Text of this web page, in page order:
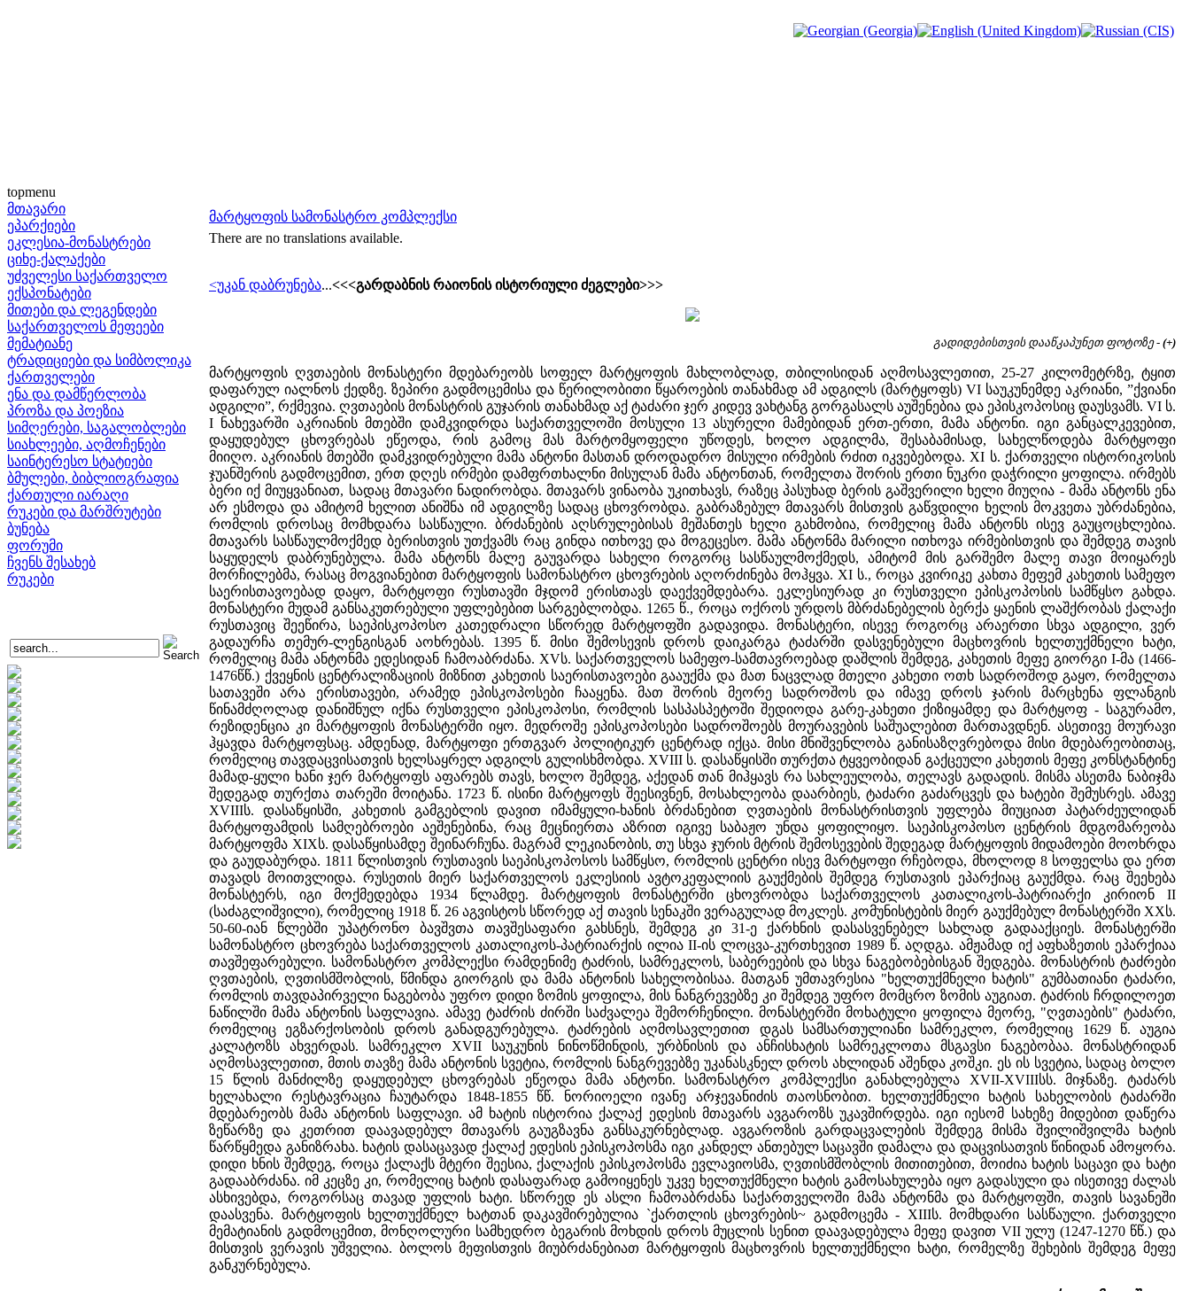
topmenu
მთავარი
ეპარქიები
ეკლესია-მონასტრები
ციხე-ქალაქები
უძველესი საქართველო
ექსპონატები
მითები და ლეგენდები
საქართველოს მეფეები
მემატიანე
ტრადიციები და სიმბოლიკა
ქართველები
ენა და დამწერლობა
პროზა და პოეზია
სიმღერები, საგალობლები
სიახლეები, აღმოჩენები
საინტერესო სტატიები
ბმულები, ბიბლიოგრაფია
ქართული იარაღი
რუკები და მარშრუტები
ბუნება
ფორუმი
ჩვენს შესახებ
რუკები
მარტყოფის სამონასტრო კომპლექსი
There are no translations available.
<უკან დაბრუნება...<<<გარდაბნის რაიონის ისტორიული ძეგლები>>>
გადიდებისთვის დააწკაპუნეთ ფოტოზე - (+)
მარტყოფის ღვთაების მონასტერი მდებარეობს სოფელ მარტყოფის მახლობლად, თბილისიდან აღმოსავლეთით, 25-27 კილომეტრზე, ტყით
დაფარულ იალნოს ქედზე. ზეპირი გადმოცემისა და წერილობითი წყაროების თანახმად ამ ადგილს (მარტყოფს) VI საუკუნემდე აკრიანი, ”ქვიანი
ადგილი”, რქმევია. ღვთაების მონასტრის გუჯარის თანახმად აქ ტაძარი ჯერ კიდევ ვახტანგ გორგასალს აუშენებია და ეპისკოპოსიც დაუსვამს. VI ს.
I ნახევარში აკრიანის მთებში დამკვიდრდა საქართველოში მოსული 13 ასურელი მამებიდან ერთ-ერთი, მამა ანტონი. იგი განცალკევებით,
დაყუდებულ ცხოვრებას ეწეოდა, რის გამოც მას მარტომყოფელი უწოდეს, ხოლო ადგილმა, შესაბამისად, სახელწოდება მარტყოფი
მიიღო. აკრიანის მთებში დამკვიდრებული მამა ანტონი მასთან დროდადრო მისული ირმების რძით იკვებებოდა. XI ს. ქართველი ისტორიკოსის
ჯუანშერის გადმოცემით, ერთ დღეს ირმები დამფრთხალნი მისულან მამა ანტონთან, რომელთა შორის ერთი ნუკრი დაჭრილი ყოფილა. ირმებს
ბერი იქ მიუყვანიათ, სადაც მთავარი ნადირობდა. მთავარს ვინაობა უკითხავს, რაზეც პასუხად ბერის გაშვერილი ხელი მიუღია - მამა ანტონს ენა
არ ესმოდა და ამიტომ ხელით ანიშნა იმ ადგილზე სადაც ცხოვრობდა. გაბრაზებულ მთავარს მისთვის გაწვდილი ხელის მოკვეთა უბრძანებია,
რომლის დროსაც მომხდარა სასწაული. ბრძანების აღსრულებისას მეშანთეს ხელი გახმობია, რომელიც მამა ანტონს ისევ გაუცოცხლებია.
მთავარს სასწაულმოქმედ ბერისთვის უთქვამს რაც გინდა ითხოვე და მოგეცესო. მამა ანტონმა მარილი ითხოვა ირმებისთვის და შემდეგ თავის
საყუდელს დაბრუნებულა. მამა ანტონს მალე გაუვარდა სახელი როგორც სასწაულმოქმედს, ამიტომ მის გარშემო მალე თავი მოიყარეს
მორჩილებმა, რასაც მოგვიანებით მარტყოფის სამონასტრო ცხოვრების აღორძინება მოჰყვა. XI ს., როცა კვირიკე კახთა მეფემ კახეთის სამეფო
საერისთავოებად დაყო, მარტყოფი რუსთავში მჯდომ ერისთავს დაექვემდებარა. ეკლესიურად კი რუსთველი ეპისკოპოსის სამწყსო გახდა.
მონასტერი მუდამ განსაკუთრებული უფლებებით სარგებლობდა. 1265 წ., როცა ოქროს ურდოს მბრძანებელის ბერქა ყაენის ლაშქრობას ქალაქი
რუსთავიც შეეწირა, საეპისკოპოსო კათედრალი სწორედ მარტყოფში გადავიდა. მონასტერი, ისევე როგორც არაერთი სხვა ადგილი, ვერ
გადაურჩა თემურ-ლენგისგან აოხრებას. 1395 წ. მისი შემოსევის დროს დაიკარგა ტაძარში დასვენებული მაცხოვრის ხელთუქმნელი ხატი,
რომელიც მამა ანტონმა ედესიდან ჩამოაბრძანა. XVს. საქართველოს სამეფო-სამთავროებად დაშლის შემდეგ, კახეთის მეფე გიორგი I-მა (1466-
1476წწ.) ქვეყნის ცენტრალიზაციის მიზნით კახეთის საერისთავოები გააუქმა და მათ ნაცვლად მთელი კახეთი ოთხ სადროშოდ გაყო, რომელთა
სათავეში არა ერისთავები, არამედ ეპისკოპოსები ჩააყენა. მათ შორის მეორე სადროშოს და იმავე დროს ჯარის მარცხენა ფლანგის
წინამძღოლად დანიშნულ იქნა რუსთველი ეპისკოპოსი, რომლის სასპასპეტოში შედიოდა გარე-კახეთი ქიზიყამდე და მარტყოფ - საგურამო,
რეზიდენცია კი მარტყოფის მონასტერში იყო. მედროშე ეპისკოპოსები სადროშოებს მოურავების საშუალებით მართავდნენ. ასეთივე მოურავი
ჰყავდა მარტყოფსაც. ამდენად, მარტყოფი ერთგვარ პოლიტიკურ ცენტრად იქცა. მისი მნიშვენლობა განისაზღვრებოდა მისი მდებარეობითაც,
რომელიც თავდაცვისათვის ხელსაყრელ ადგილს გულისხმობდა. XVIII ს. დასაწყისში თურქთა ტყვეობიდან გაქცეული კახეთის მეფე კონსტანტინე
მამად-ყული ხანი ჯერ მარტყოფს აფარებს თავს, ხოლო შემდეგ, აქედან თან მიჰყავს რა სახლეულობა, თელავს გადადის. მისმა ასეთმა ნაბიჯმა
შედეგად თურქთა თარეში მოიტანა. 1723 წ. ისინი მარტყოფს შეესივნენ, მოსახლეობა დაარბიეს, ტაძარი გაძარცვეს და ხატები შემუსრეს. ამავე
XVIIIს. დასაწყისში, კახეთის გამგებლის დავით იმამყული-ხანის ბრძანებით ღვთაების მონასტრისთვის უფლება მიუციათ პატარძეულიდან
მარტყოფამდის სამღებროები აეშენებინა, რაც მეცნიერთა აზრით იგივე საბაჟო უნდა ყოფილიყო. საეპისკოპოსო ცენტრის მდგომარეობა
მარტყოფმა XIXს. დასაწყისამდე შეინარჩუნა. მაგრამ ლეკიანობის, თუ სხვა ჯურის მტრის შემოსევების შედეგად მარტყოფის მიდამოები მოოხრდა
და გაუდაბურდა. 1811 წლისთვის რუსთავის საეპისკოპოსოს სამწყსო, რომლის ცენტრი ისევ მარტყოფი რჩებოდა, მხოლოდ 8 სოფელსა და ერთ
თავადს მოითვლიდა. რუსეთის მიერ საქართველოს ეკლესიის ავტოკეფალიის გაუქმების შემდეგ რუსთავის ეპარქიაც გაუქმდა. რაც შეეხება
მონასტერს, იგი მოქმედებდა 1934 წლამდე. მარტყოფის მონასტერში ცხოვრობდა საქართველოს კათალიკოს-პატრიარქი კირიონ II
(საძაგლიშვილი), რომელიც 1918 წ. 26 აგვისტოს სწორედ აქ თავის სენაკში ვერაგულად მოკლეს. კომუნისტების მიერ გაუქმებულ მონასტერში XXს.
50-60-იან წლებში უპატრონო ბავშვთა თავშესაფარი გახსნეს, შემდეგ კი 31-ე ქარხნის დასასვენებელ სახლად გადააქციეს. მონასტერში
სამონასტრო ცხოვრება საქართველოს კათალიკოს-პატრიარქის ილია II-ის ლოცვა-კურთხევით 1989 წ. აღდგა. ამჟამად იქ აფხაზეთის ეპარქიაა
თავშეფარებული. სამონასტრო კომპლექსი რამდენიმე ტაძრის, სამრეკლოს, საბერეების და სხვა ნაგებობებისგან შედგება. მონასტრის ტაძრები
ღვთაების, ღვთისმშობლის, წმინდა გიორგის და მამა ანტონის სახელობისაა. მათგან უმთავრესია "ხელთუქმნელი ხატის" გუმბათიანი ტაძარი,
რომლის თავდაპირველი ნაგებობა უფრო დიდი ზომის ყოფილა, მის ნანგრევებზე კი შემდეგ უფრო მომცრო ზომის აუგიათ. ტაძრის ჩრდილოეთ
ნაწილში მამა ანტონის საფლავია. ამავე ტაძრის ძირში საძვალეა შემორჩენილი. მონასტერში მოხატული ყოფილა მეორე, "ღვთაების" ტაძარი,
რომელიც ეგზარქოსობის დროს განადგურებულა. ტაძრების აღმოსავლეთით დგას სამსართულიანი სამრეკლო, რომელიც 1629 წ. აუგია
კალატოზს ახვერდას. სამრეკლო XVII საუკუნის ნინოწმინდის, ურბნისის და ანჩისხატის სამრეკლოთა მსგავსი ნაგებობაა. მონასტრიდან
აღმოსავლეთით, მთის თავზე მამა ანტონის სვეტია, რომლის ნანგრევებზე უკანასკნელ დროს ახლიდან აშენდა კოშკი. ეს ის სვეტია, სადაც ბოლო
15 წლის მანძილზე დაყუდებულ ცხოვრებას ეწეოდა მამა ანტონი. სამონასტრო კომპლექსი განახლებულა XVII-XVIIIსს. მიჯნაზე. ტაძარს
ხელახალი რესტავრაცია ჩაუტარდა 1848-1855 წწ. ნორიოელი ივანე არჯევანიძის თაოსნობით. ხელთუქმნელი ხატის სახელობის ტაძარში
მდებარეობს მამა ანტონის საფლავი. ამ ხატის ისტორია ქალაქ ედესის მთავარს ავგაროზს უკავშირდება. იგი იესომ სახეზე მიდებით დაწერა
ზეწარზე და კეთრით დაავადებულ მთავარს გაუგზავნა განსაკურნებლად. ავგაროზის გარდაცვალების შემდეგ მისმა შვილიშვილმა ხატის
წარწყმედა განიზრახა. ხატის დასაცავად ქალაქ ედესის ეპისკოპოსმა იგი კანდელ ანთებულ საცავში დამალა და დაცვისათვის წინიდან ამოყორა.
დიდი ხნის შემდეგ, როცა ქალაქს მტერი შეესია, ქალაქის ეპისკოპოსმა ევლავიოსმა, ღვთისმშობლის მითითებით, მოიძია ხატის საცავი და ხატი
გადააბრძანა. იმ კეცზე კი, რომელიც ხატის დასაფარად გამოიყენეს უკვე ხელთუქმნელი ხატის გამოსახულება იყო გადასული და ისეთივე ძალას
ასხივებდა, როგორსაც თავად უფლის ხატი. სწორედ ეს ასლი ჩამოაბრძანა საქართველოში მამა ანტონმა და მარტყოფში, თავის სავანეში
დაასვენა. მარტყოფის ხელთუქმნელ ხატთან დაკავშირებულია `ქართლის ცხოვრების~ გადმოცემა - XIIIს. მომხდარი სასწაული. ქართველი
მემატიანის გადმოცემით, მონღოლური სამხედრო ბეგარის მოხდის დროს მუცლის სენით დაავადებულა მეფე დავით VII ულუ (1247-1270 წწ.) და
მისთვის ვერავის უშველია. ბოლოს მეფისთვის მიუბრძანებიათ მარტყოფის მაცხოვრის ხელთუქმნელი ხატი, რომელზე შეხების შემდეგ მეფე
განკურნებულა.